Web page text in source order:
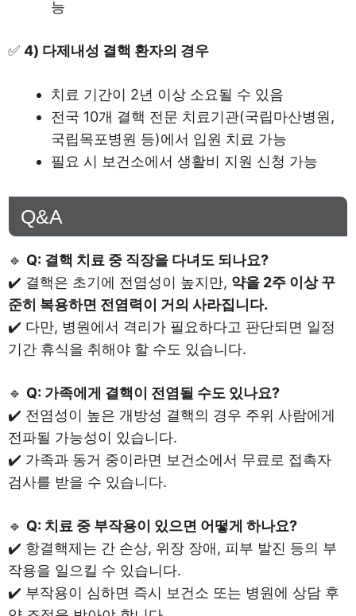
능
✅ 4) 다제내성 결핵 환자의 경우
치료 기간이 2년 이상 소요될 수 있음
전국 10개 결핵 전문 치료기관(국립마산병원,
국립목포병원 등)에서 입원 치료 가능
필요 시 보건소에서 생활비 지원 신청 가능
Q&A
🔹 Q: 결핵 치료 중 직장을 다녀도 되나요?
✔️ 결핵은 초기에 전염성이 높지만, 약을 2주 이상 꾸
준히 복용하면 전염력이 거의 사라집니다.
✔️ 다만, 병원에서 격리가 필요하다고 판단되면 일정
기간 휴식을 취해야 할 수도 있습니다.
🔹 Q: 가족에게 결핵이 전염될 수도 있나요?
✔️ 전염성이 높은 개방성 결핵의 경우 주위 사람에게
전파될 가능성이 있습니다.
✔️ 가족과 동거 중이라면 보건소에서 무료로 접촉자
검사를 받을 수 있습니다.
🔹 Q: 치료 중 부작용이 있으면 어떻게 하나요?
✔️ 항결핵제는 간 손상, 위장 장애, 피부 발진 등의 부
작용을 일으킬 수 있습니다.
✔️ 부작용이 심하면 즉시 보건소 또는 병원에 상담 후